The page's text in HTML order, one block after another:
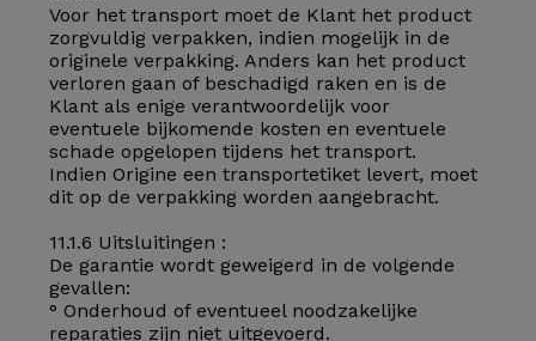
Voor het transport moet de Klant het product
zorgvuldig verpakken, indien mogelijk in de
originele verpakking. Anders kan het product
verloren gaan of beschadigd raken en is de
Klant als enige verantwoordelijk voor
eventuele bijkomende kosten en eventuele
schade opgelopen tijdens het transport.
Indien Origine een transportetiket levert, moet
dit op de verpakking worden aangebracht.
11.1.6 Uitsluitingen :
De garantie wordt geweigerd in de volgende
gevallen:
° Onderhoud of eventueel noodzakelijke
reparaties zijn niet uitgevoerd.